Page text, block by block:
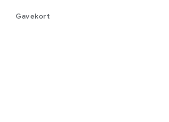
Gavekort